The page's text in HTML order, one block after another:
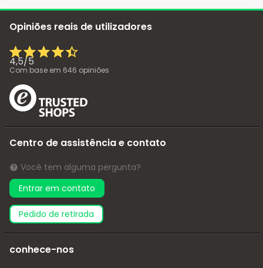
Opiniões reais de utilizadores
4,5/5
Com base em 646 opiniões
Centro de assistência e contato
Você tem alguma pergunta?
Entrar em contato
pedido de retirada
conhece-nos